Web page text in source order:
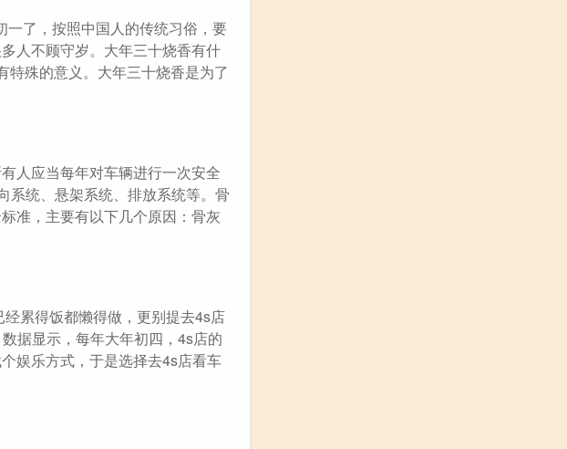
一了，按照中国人的传统习俗，要
人不顾守岁。大年三十烧香有什
殊的意义。大年三十烧香是为了
人应当每年对车辆进行一次安全
系统、悬架系统、排放系统等。骨
准，主要有以下几个原因：骨灰
累得饭都懒得做，更别提去4s店
据显示，每年大年初四，4s店的
娱乐方式，于是选择去4s店看车